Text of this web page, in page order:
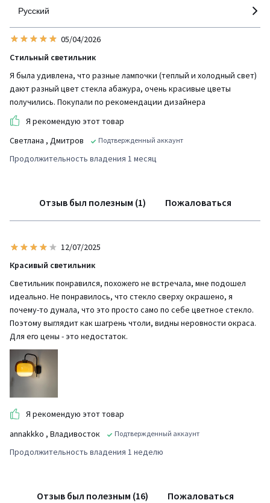
Русский
05/04/2026
Стильный светильник
Я была удивлена, что разные лампочки (теплый и холодный свет)
дают разный цвет стекла абажура, очень красивые цветы
получились. Покупали по рекомендации дизайнера
Я рекомендую этот товар
Светлана , Дмитров Подтвержденный аккаунт
Продолжительность владения 1 месяц
Отзыв был полезным (1) Пожаловаться
12/07/2025
Красивый светильник
Светильник понравился, похожего не встречала, мне подошел
идеально. Не понравилось, что стекло сверху окрашено, я
почему-то думала, что это просто само по себе цветное стекло.
Поэтому выглядит как шагрень чтоли, видны неровности окраса.
Для его цены - это недостаток.
Я рекомендую этот товар
annakkko , Владивосток Подтвержденный аккаунт
Продолжительность владения 1 неделю
Отзыв был полезным (16) Пожаловаться